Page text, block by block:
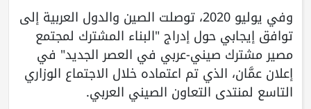
وفي يوليو 2020، توصلت الصين والدول العربية إلى
توافق إيجابي حول إدراج "البناء المشترك لمجتمع
مصير مشترك صيني-عربي في العصر الجديد" في
إعلان عمَّان، الذي تم اعتماده خلال الاجتماع الوزاري
التاسع لمنتدى التعاون الصيني العربي.